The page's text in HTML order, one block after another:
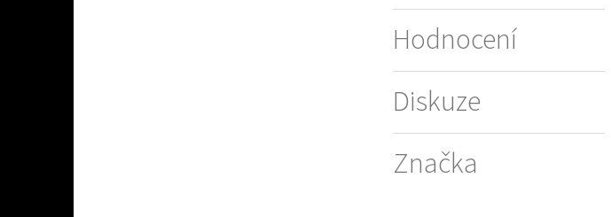
Hodnocení
Diskuze
Značka